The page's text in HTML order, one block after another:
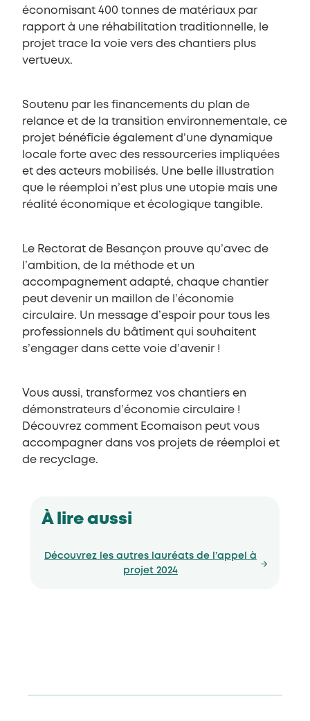
économisant 400 tonnes de matériaux par
rapport à une réhabilitation traditionnelle, le
projet trace la voie vers des chantiers plus
vertueux.
Soutenu par les financements du plan de
relance et de la transition environnementale, ce
projet bénéficie également d’une dynamique
locale forte avec des ressourceries impliquées
et des acteurs mobilisés. Une belle illustration
que le réemploi n’est plus une utopie mais une
réalité économique et écologique tangible.
Le Rectorat de Besançon prouve qu’avec de
l’ambition, de la méthode et un
accompagnement adapté, chaque chantier
peut devenir un maillon de l’économie
circulaire. Un message d’espoir pour tous les
professionnels du bâtiment qui souhaitent
s’engager dans cette voie d’avenir !
Vous aussi, transformez vos chantiers en
démonstrateurs d’économie circulaire !
Découvrez comment Ecomaison peut vous
accompagner dans vos projets de réemploi et
de recyclage.
À lire aussi
Découvrez les autres lauréats de l’appel à
projet 2024